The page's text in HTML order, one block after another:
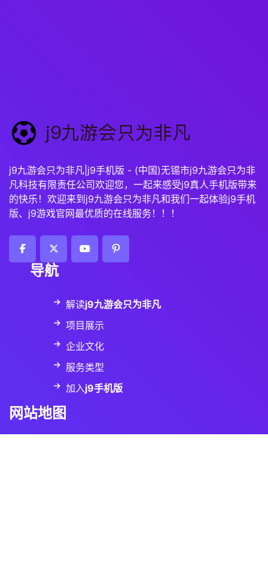
j9九游会只为非凡|j9手机版 - (中国)无锡市j9九游会只为非
凡科技有限责任公司欢迎您，一起来感受j9真人手机版带来
的快乐！欢迎来到j9九游会只为非凡和我们一起体验j9手机
版、j9游戏官网最优质的在线服务！！！
导航
解读j9九游会只为非凡
项目展示
企业文化
服务类型
加入j9手机版
网站地图